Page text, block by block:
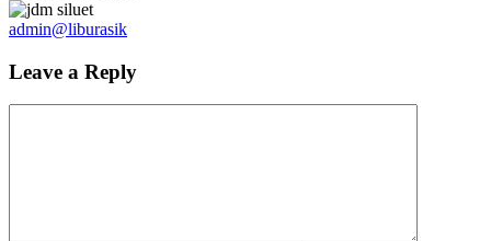
admin@liburasik
Leave a Reply